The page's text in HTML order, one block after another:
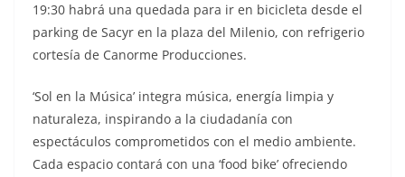
19:30 habrá una quedada para ir en bicicleta desde el
parking de Sacyr en la plaza del Milenio, con refrigerio
cortesía de Canorme Producciones.
‘Sol en la Música’ integra música, energía limpia y
naturaleza, inspirando a la ciudadanía con
espectáculos comprometidos con el medio ambiente.
Cada espacio contará con una ‘food bike’ ofreciendo